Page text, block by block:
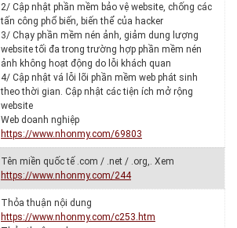
2/ Cập nhật phần mềm bảo vệ website, chống các
tấn công phổ biến, biến thể của hacker
3/ Chạy phần mềm nén ảnh, giảm dung lượng
website tối đa trong trường hợp phần mềm nén
ảnh không hoạt động do lỗi khách quan
4/ Cập nhật vá lỗi lõi phần mềm web phát sinh
theo thời gian. Cập nhật các tiện ích mở rộng
website
Web doanh nghiệp
https://www.nhonmy.com/69803
Tên miền quốc tế .com / .net / .org,. Xem
https://www.nhonmy.com/244
Thỏa thuận nội dung
https://www.nhonmy.com/c253.htm